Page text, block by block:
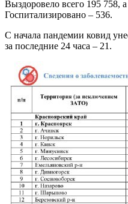
Выздоровело всего 195 758,
Госпитализировано – 536.
С начала пандемии ковид
за последние 24 часа – 21.